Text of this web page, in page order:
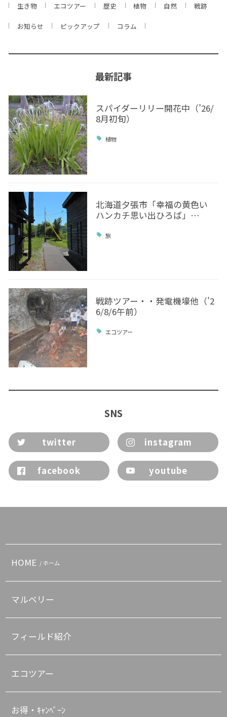
生き物 エコツアー 歴史 植物 自然 戦跡
お知らせ ピックアップ コラム
最新記事
スパイダーリリー開花中（’26/
8月初旬）
植物
北海道夕張市「幸福の黄色い
ハンカチ思い出ひろば」…
旅
戦跡ツアー・・発電機壕他（’2
6/8/6午前）
エコツアー
SNS
twitter instagram
facebook youtube
HOME / ホーム
マルベリー
フィールド紹介
エコツアー
お得・ｷｬﾝﾍﾟｰﾝ